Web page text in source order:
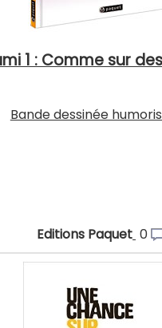
1 : Comme sur
Bande dessinée
Editions Paquet 0